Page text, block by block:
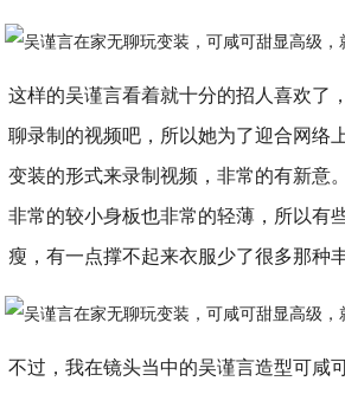
这样的吴谨言看着就十分的招人喜欢了
聊录制的视频吧，所以她为了迎合网络
变装的形式来录制视频，非常的有新意
非常的较小身板也非常的轻薄，所以有
瘦，有一点撑不起来衣服少了很多那种
不过，我在镜头当中的吴谨言造型可咸